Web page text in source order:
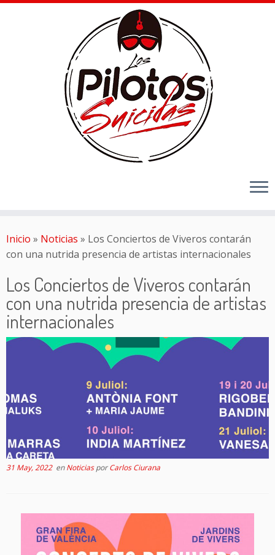
Inicio » Noticias » Los Conciertos de Viveros contarán
con una nutrida presencia de artistas internacionales
Los Conciertos de Viveros contarán
con una nutrida presencia de artistas
internacionales
31 May, 2022enNoticiasporCarlos Ciurana